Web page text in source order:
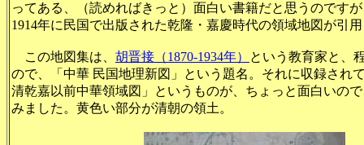
ってある、（読めればきっと）面白い書籍だと思うのです
1914年に民国で出版された乾隆・嘉慶時代の領域地図が引
この地図集は、 胡晋接（1870-1934年）
という教育家と、
ので、「中華 民国地理新図」という題名。それに収録され
清乾嘉以前中華領域図」というものが、ちょっと面白いの
みました。黄色い部分が清朝の領土。